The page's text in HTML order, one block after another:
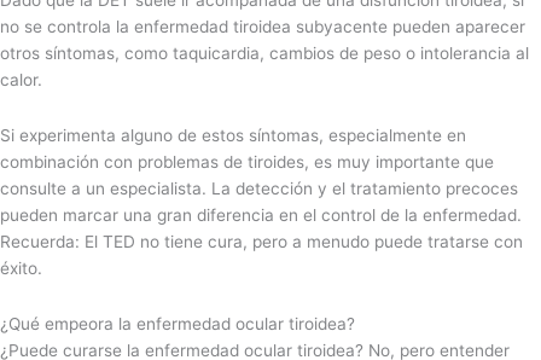
no se controla la enfermedad tiroidea subyacente pueden aparecer
otros síntomas, como taquicardia, cambios de peso o intolerancia al
calor.
Si experimenta alguno de estos síntomas, especialmente en
combinación con problemas de tiroides, es muy importante que
consulte a un especialista. La detección y el tratamiento precoces
pueden marcar una gran diferencia en el control de la enfermedad.
Recuerda: El TED no tiene cura, pero a menudo puede tratarse con
éxito.
¿Qué empeora la enfermedad ocular tiroidea?
¿Puede curarse la enfermedad ocular tiroidea? No, pero entender